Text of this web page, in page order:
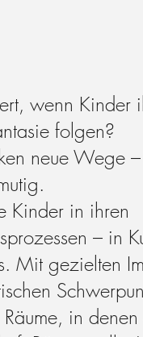
wenn Kinder
folgen?
neue Wege
Kinder in ihren
– in
Mit gezielten
in